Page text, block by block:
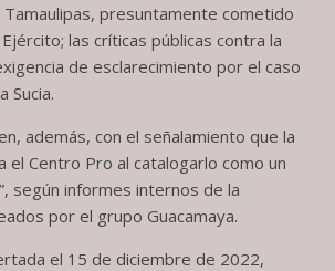
Tamaulipas, presuntamente cometido
las críticas públicas contra la
de esclarecimiento por el caso
Sucia.
además, con el señalamiento que la
el Centro Pro al catalogarlo como un
según informes internos de la
por el grupo Guacamaya.
el 15 de diciembre de 2022,